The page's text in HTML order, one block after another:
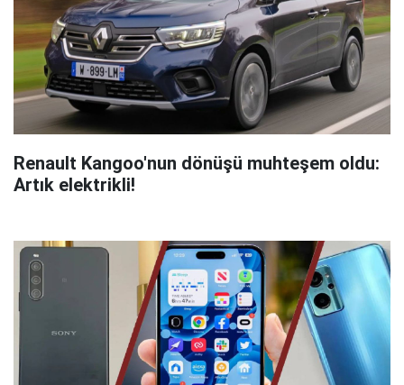
Renault Kangoo'nun dönüşü muhteşem oldu:
Artık elektrikli!